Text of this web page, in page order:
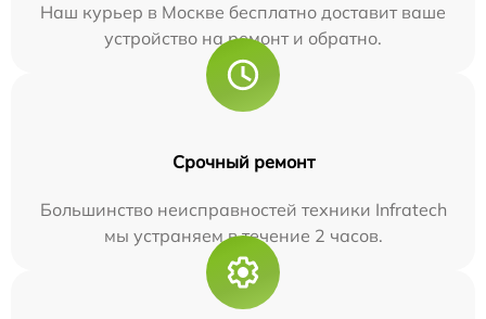
Наш курьер в Москве бесплатно доставит ваше
устройство на ремонт и обратно.
Срочный ремонт
Большинство неисправностей техники Infratech
мы устраняем в течение 2 часов.